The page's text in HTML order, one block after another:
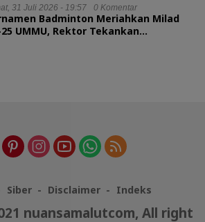
31 Juli 2026 - 19:57 0 Komentar
Badminton Meriahkan Milad
UMMU, Rektor Tekankan
Siber Disclaimer Indeks
nuansamalutcom, All right